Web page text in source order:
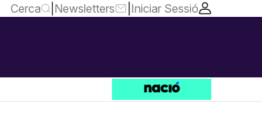
Cerca Newsletters Iniciar Sessió